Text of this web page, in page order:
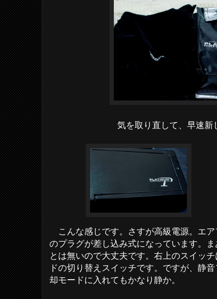
気を取り直して、早速新
こんな感じです。さすが高級電源。エ
のプラグが差し込み式になっています。
とは無いので大丈夫です。右上のスイッ
ドの切り替えスイッチです。ですが、静
却モードに入れてもかなり静か。